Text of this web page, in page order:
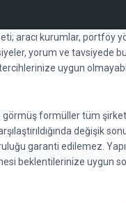
aracı kurumlar,
yorum ve tavsiyede
uygun
formüller tüm
değişik
garanti edilemez.
beklentilerinize